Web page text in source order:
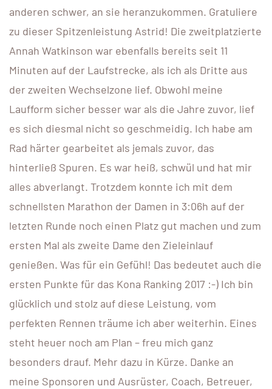
anderen schwer, an sie heranzukommen. Gratuliere
zu dieser Spitzenleistung Astrid! Die zweitplatzierte
Annah Watkinson war ebenfalls bereits seit 11
Minuten auf der Laufstrecke, als ich als Dritte aus
der zweiten Wechselzone lief. Obwohl meine
Laufform sicher besser war als die Jahre zuvor, lief
es sich diesmal nicht so geschmeidig. Ich habe am
Rad härter gearbeitet als jemals zuvor, das
hinterließ Spuren. Es war heiß, schwül und hat mir
alles abverlangt. Trotzdem konnte ich mit dem
schnellsten Marathon der Damen in 3:06h auf der
letzten Runde noch einen Platz gut machen und zum
ersten Mal als zweite Dame den Zieleinlauf
genießen. Was für ein Gefühl! Das bedeutet auch die
ersten Punkte für das Kona Ranking 2017 :-) Ich bin
glücklich und stolz auf diese Leistung, vom
perfekten Rennen träume ich aber weiterhin. Eines
steht heuer noch am Plan – freu mich ganz
besonders drauf. Mehr dazu in Kürze. Danke an
meine Sponsoren und Ausrüster, Coach, Betreuer,